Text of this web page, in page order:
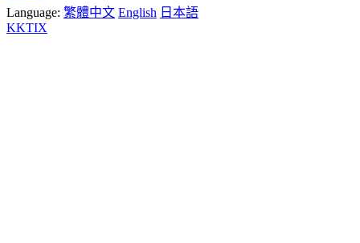
Language: 繁體中文 English 日本語
KKTIX